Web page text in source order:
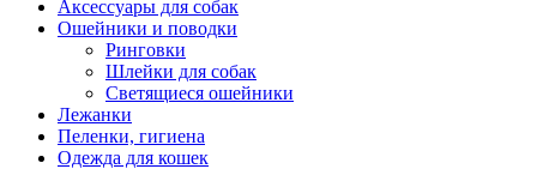
Аксессуары для собак
Ошейники и поводки
Ринговки
Шлейки для собак
Светящиеся ошейники
Лежанки
Пеленки, гигиена
Одежда для кошек